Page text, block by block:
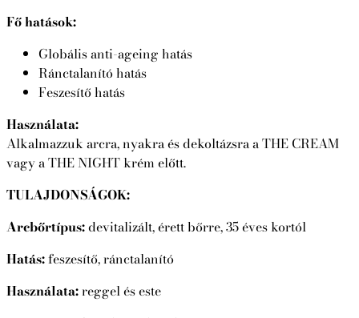
Fő hatások:
Globális anti-ageing hatás
Ránctalanító hatás
Feszesítő hatás
Használata:
Alkalmazzuk arcra, nyakra és dekoltázsra a THE CREAM
vagy a THE NIGHT krém előtt.
TULAJDONSÁGOK:
Arcbőrtípus:devitalizált, érett bőrre, 35 éves kortól
Hatás:feszesítő, ránctalanító
Használata:reggel és este